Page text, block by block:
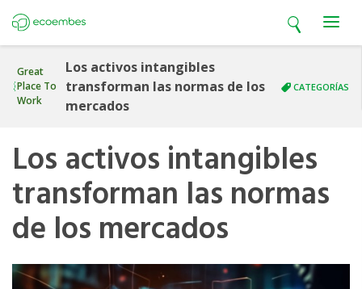
Open search
Open
Great
Place To
Work
Los activos intangibles
transforman las normas de los
mercados
CATEGORÍAS
Los activos intangibles
transforman las normas
de los mercados